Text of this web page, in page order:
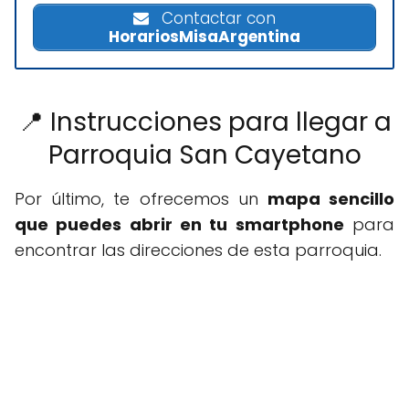
Contactar con
HorariosMisaArgentina
📍 Instrucciones para llegar a
Parroquia San Cayetano
Por último, te ofrecemos un mapa sencillo
que puedes abrir en tu smartphone para
encontrar las direcciones de esta parroquia.